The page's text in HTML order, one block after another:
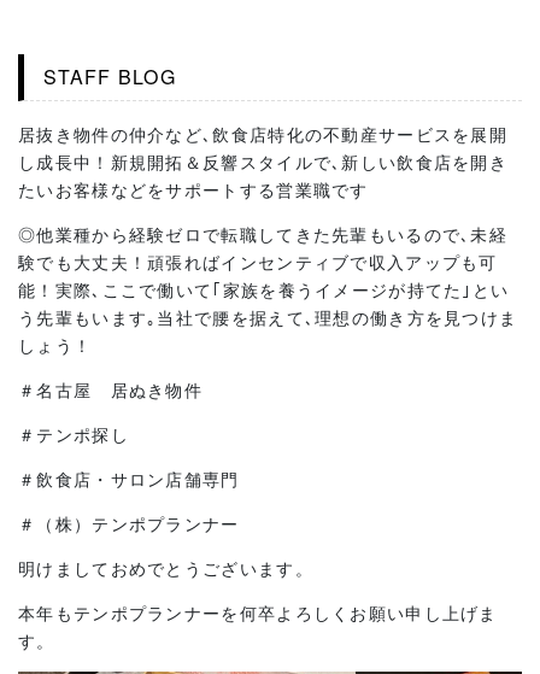
STAFF BLOG
居抜き物件の仲介など､飲食店特化の不動産サービスを展開
し成長中！新規開拓＆反響スタイルで､新しい飲食店を開き
たいお客様などをサポートする営業職です
◎他業種から経験ゼロで転職してきた先輩もいるので､未経
験でも大丈夫！頑張ればインセンティブで収入アップも可
能！実際､ここで働いて｢家族を養うイメージが持てた｣とい
う先輩もいます｡当社で腰を据えて､理想の働き方を見つけま
しょう！
＃名古屋 居ぬき物件
＃テンポ探し
＃飲食店・サロン店舗専門
＃（株）テンポプランナー
明けましておめでとうございます。
本年もテンポプランナーを何卒よろしくお願い申し上げま
す。